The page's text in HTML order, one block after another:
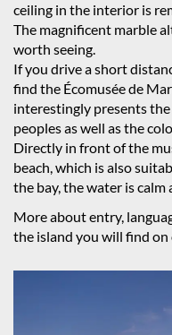
ceiling in the interior is
The magnificent marble
worth seeing.
If you drive a short
find the Écomusée de
interestingly presents
peoples as well as the
Directly in front of the
beach, which is also
the bay, the water is
More about entry,
the island you will find